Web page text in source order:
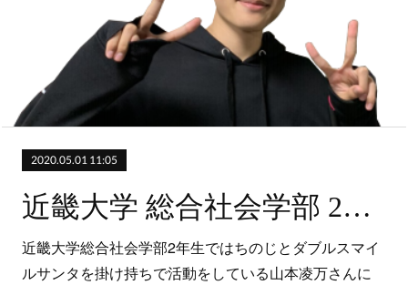
2020.05.01 11:05
近畿大学 総合社会学部 2年生（はちのじ、ダブルスマイルサンタ）
近畿大学総合社会学部2年生ではちのじとダブルスマイ
ルサンタを掛け持ちで活動をしている山本凌万さんに